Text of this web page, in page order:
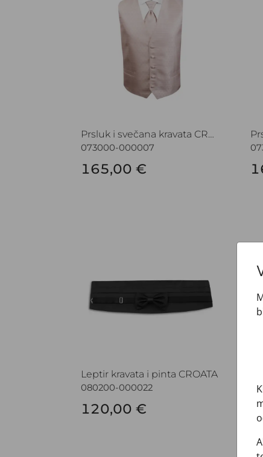
Prsluk i svečana kravata CROATA Festum
073000-000007
165,00 €
Leptir kravata i pinta CROATA
080200-000022
120,00 €